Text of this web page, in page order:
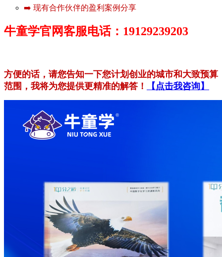
➡️ 现有合作伙伴的盈利案例分享
牛童学官网客服电话：19129239203
方便的话，请您告知一下您计划创业的城市和大致预算
范围，我将为您提供更精准的解答！
【点击我咨询】